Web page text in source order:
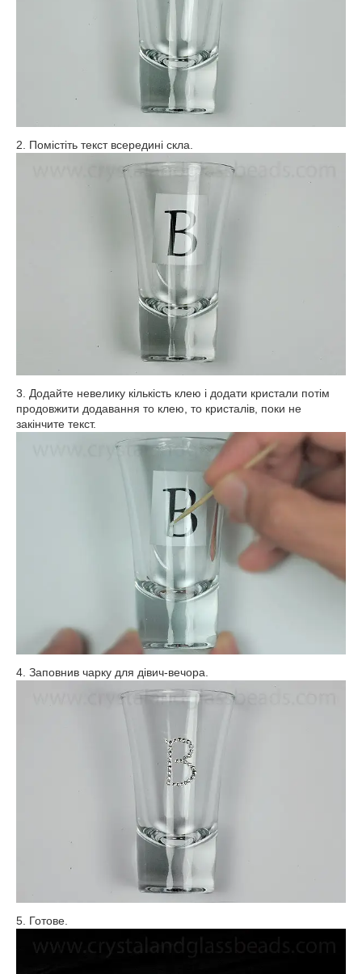
2. Помістіть текст всередині скла.
3. Додайте невелику кількість клею і додати кристали потім
продовжити додавання то клею, то кристалів, поки не
закінчите текст.
4. Заповнив чарку для дівич-вечора.
5. Готове.